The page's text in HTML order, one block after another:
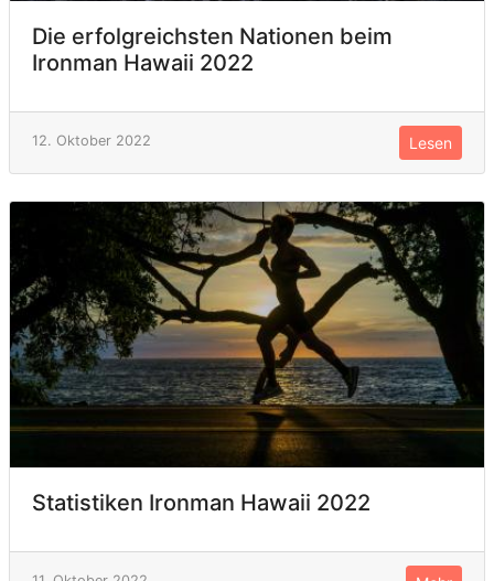
Die erfolgreichsten Nationen beim
Ironman Hawaii 2022
12. Oktober 2022 Lesen
Statistiken Ironman Hawaii 2022